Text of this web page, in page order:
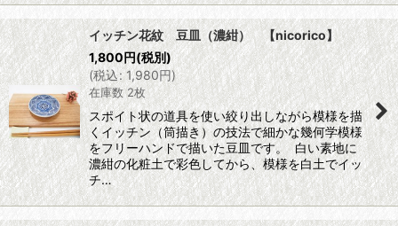
イッチン花紋 豆皿（濃紺） 【nicorico】
1,800円(税別)
(税込: 1,980円)
在庫数 2枚
スポイト状の道具を使い絞り出しながら模様を描
くイッチン（筒描き）の技法で細かな幾何学模様
をフリーハンドで描いた豆皿です。 白い素地に
濃紺の化粧土で彩色してから、模様を白土でイッ
チ…